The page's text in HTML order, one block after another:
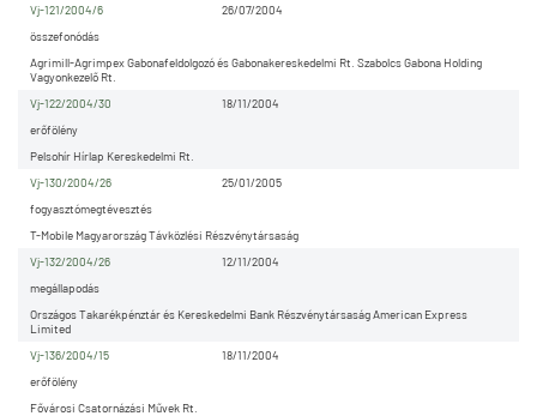
26/07/2004
Vj-121/2004/6
Agrimill-Agrimpex Gabonafeldolgozó és Gabonakereskedelmi Rt. Szabolcs Gabona Holding
Vagyonkezelő Rt.
összefonódás
18/11/2004
Vj-122/2004/30
Pelsohír Hírlap Kereskedelmi Rt.
erőfölény
25/01/2005
Vj-130/2004/26
T-Mobile Magyarország Távközlési Részvénytársaság
fogyasztómegtévesztés
12/11/2004
Vj-132/2004/26
Országos Takarékpénztár és Kereskedelmi Bank Részvénytársaság American Express
Limited
megállapodás
18/11/2004
Vj-136/2004/15
Fővárosi Csatornázási Művek Rt.
erőfölény